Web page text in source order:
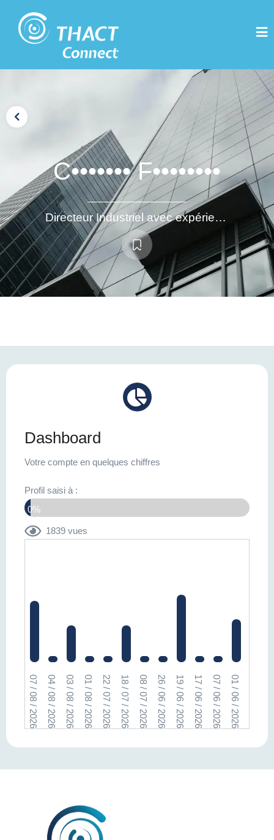
C••••••• F••••••••
Directeur Industriel avec expérience internationale
Dashboard
Votre compte en quelques chiffres
Profil saisi à :
0%
1839 vues
01 / 06 / 2026
07 / 06 / 2026
17 / 06 / 2026
19 / 06 / 2026
26 / 06 / 2026
08 / 07 / 2026
18 / 07 / 2026
22 / 07 / 2026
01 / 08 / 2026
03 / 08 / 2026
04 / 08 / 2026
07 / 08 / 2026